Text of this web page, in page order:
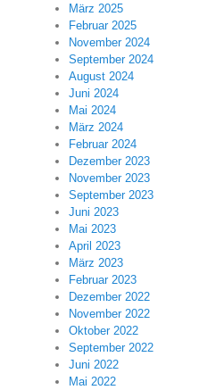
März 2025
Februar 2025
November 2024
September 2024
August 2024
Juni 2024
Mai 2024
März 2024
Februar 2024
Dezember 2023
November 2023
September 2023
Juni 2023
Mai 2023
April 2023
März 2023
Februar 2023
Dezember 2022
November 2022
Oktober 2022
September 2022
Juni 2022
Mai 2022